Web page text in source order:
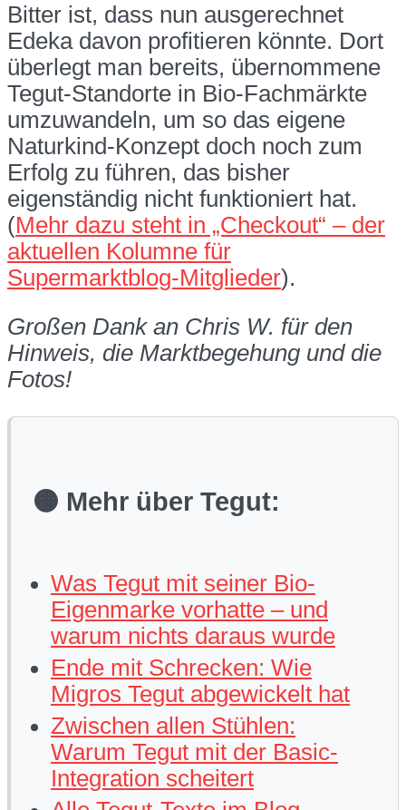
Bitter ist, dass nun ausgerechnet
Edeka davon profitieren könnte. Dort
überlegt man bereits, übernommene
Tegut-Standorte in Bio-Fachmärkte
umzuwandeln, um so das eigene
Naturkind-Konzept doch noch zum
Erfolg zu führen, das bisher
eigenständig nicht funktioniert hat.
(Mehr dazu steht in „Checkout“ – der
aktuellen Kolumne für
Supermarktblog-Mitglieder).
Großen Dank an Chris W. für den
Hinweis, die Marktbegehung und die
Fotos!
🟠 Mehr über Tegut:
Was Tegut mit seiner Bio-
Eigenmarke vorhatte – und
warum nichts daraus wurde
Ende mit Schrecken: Wie
Migros Tegut abgewickelt hat
Zwischen allen Stühlen:
Warum Tegut mit der Basic-
Integration scheitert